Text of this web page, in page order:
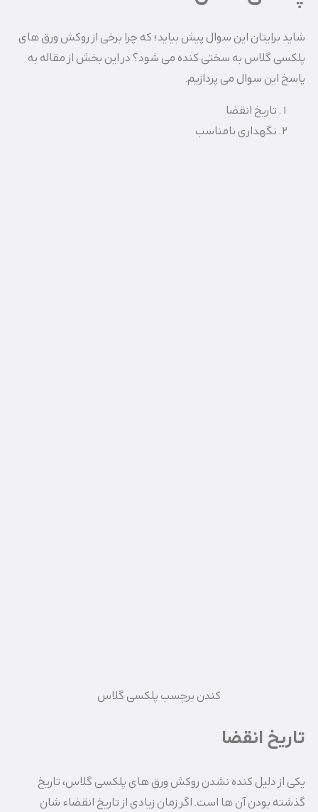
شاید برایتان این سوال پیش بیاید؛ که چرا برخی از روکش ورق های
پلکسی گلاس به سختی کنده می شود؟ در این بخش از مقاله به
پاسخ این سوال می پردازیم.
تاریخ انقضا
نگهداری نامناسب
کندن برچسب پلکسی گلاس
تاریخ انقضا
یکی از دلیل کنده نشدن روکش ورق های پلکسی گلاس، تاریخ
گذشته بودن آن ها است. اگر زمان زیادی از تاریخ انقضاء شان